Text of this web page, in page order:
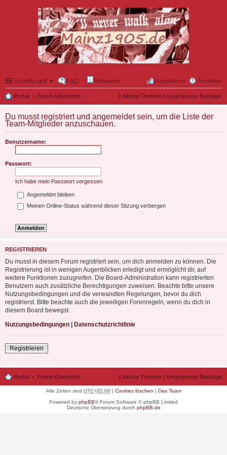
Schnellzugriff ▼ FAQ Netiquette Anmelden
Registrieren
Portal Foren-Übersicht | Aktive Themen | Ungelesene Beiträge
Du musst registriert und angemeldet sein, um die Liste der
Team-Mitglieder anzuschauen.
Benutzername:
Passwort:
Ich habe mein Passwort vergessen
Angemeldet bleiben
Meinen Online-Status während dieser Sitzung verbergen
REGISTRIEREN
Du musst in diesem Forum registriert sein, um dich anmelden zu können. Die
Registrierung ist in wenigen Augenblicken erledigt und ermöglicht dir, auf
weitere Funktionen zuzugreifen. Die Board-Administration kann registrierten
Benutzern auch zusätzliche Berechtigungen zuweisen. Beachte bitte unsere
Nutzungsbedingungen und die verwandten Regelungen, bevor du dich
registrierst. Bitte beachte auch die jeweiligen Forenregeln, wenn du dich in
diesem Board bewegst.
Nutzungsbedingungen | Datenschutzrichtlinie
Registrieren
Portal Foren-Übersicht | Aktive Themen | Ungelesene Beiträge
Alle Zeiten sind UTC+02:00| Cookies löschen | Das Team
Powered by phpBB® Forum Software © phpBB Limited
Deutsche Übersetzung durch phpBB.de